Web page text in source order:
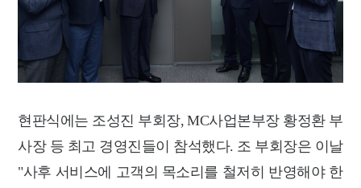
현판식에는 조성진 부회장, MC사업본부장 황정환 부
사장 등 최고 경영진들이 참석했다. 조 부회장은 이날
"사후 서비스에 고객의 목소리를 철저히 반영해야 한